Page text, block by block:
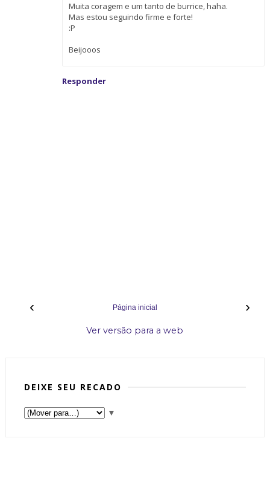
Muita coragem e um tanto de burrice, haha.
Mas estou seguindo firme e forte!
:P
Beijooos
Responder
‹ ›
Página inicial
Ver versão para a web
DEIXE SEU RECADO
▼